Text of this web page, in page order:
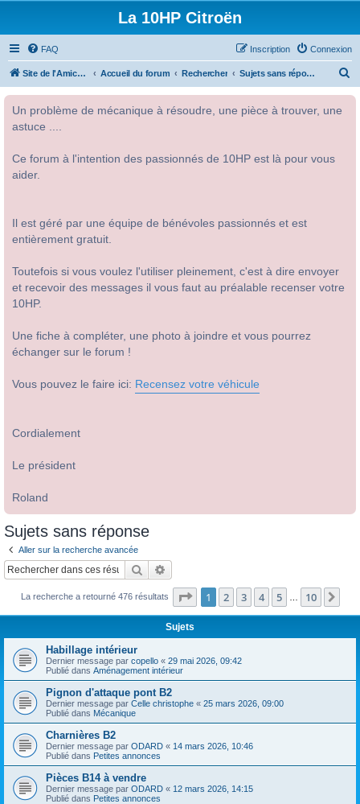
La 10HP Citroën
FAQ Connexion
Inscription
Site de l'Amicale Citroën 10HP Accueil du forum Rechercher Sujets sans réponse
Un problème de mécanique à résoudre, une pièce à trouver, une
astuce ....
Ce forum à l'intention des passionnés de 10HP est là pour vous
aider.
Il est géré par une équipe de bénévoles passionnés et est
entièrement gratuit.
Toutefois si vous voulez l'utiliser pleinement, c'est à dire envoyer
et recevoir des messages il vous faut au préalable recenser votre
10HP.
Une fiche à compléter, une photo à joindre et vous pourrez
échanger sur le forum !
Vous pouvez le faire ici: Recensez votre véhicule
Cordialement
Le président
Roland
Sujets sans réponse
Aller sur la recherche avancée
Rechercher
La recherche a retourné 476 résultats Page 1sur10
1 2 3 4 5 10
Sujets
Habillage intérieur
Dernier message par copello « 29 mai 2026, 09:42
Publié dans Aménagement intérieur
Pignon d'attaque pont B2
Dernier message par Celle christophe « 25 mars 2026, 09:00
Publié dans Mécanique
Charnières B2
Dernier message par ODARD « 14 mars 2026, 10:46
Publié dans Petites annonces
Pièces B14 à vendre
Dernier message par ODARD « 12 mars 2026, 14:15
Publié dans Petites annonces